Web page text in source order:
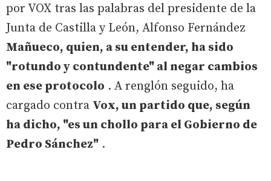
por VOX tras las palabras del presidente de la
Junta de Castilla y León, Alfonso Fernández
Mañueco, quien, a su entender, ha sido
"rotundo y contundente" al negar cambios
en ese protocolo . A renglón seguido, ha
cargado contra Vox, un partido que, según
ha dicho, "es un chollo para el Gobierno de
Pedro Sánchez" .